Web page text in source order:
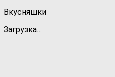
Вкусняшки
Загрузка…